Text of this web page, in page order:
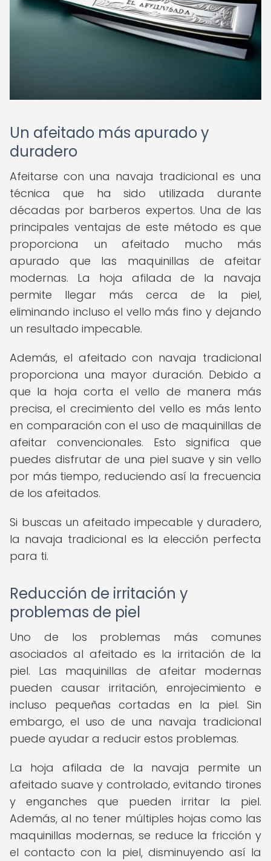
Un afeitado más apurado y
duradero
Afeitarse con una navaja tradicional es una
técnica que ha sido utilizada durante
décadas por barberos expertos. Una de las
principales ventajas de este método es que
proporciona un afeitado mucho más
apurado que las maquinillas de afeitar
modernas. La hoja afilada de la navaja
permite llegar más cerca de la piel,
eliminando incluso el vello más fino y dejando
un resultado impecable.
Además, el afeitado con navaja tradicional
proporciona una mayor duración. Debido a
que la hoja corta el vello de manera más
precisa, el crecimiento del vello es más lento
en comparación con el uso de maquinillas de
afeitar convencionales. Esto significa que
puedes disfrutar de una piel suave y sin vello
por más tiempo, reduciendo así la frecuencia
de los afeitados.
Si buscas un afeitado impecable y duradero,
la navaja tradicional es la elección perfecta
para ti.
Reducción de irritación y
problemas de piel
Uno de los problemas más comunes
asociados al afeitado es la irritación de la
piel. Las maquinillas de afeitar modernas
pueden causar irritación, enrojecimiento e
incluso pequeñas cortadas en la piel. Sin
embargo, el uso de una navaja tradicional
puede ayudar a reducir estos problemas.
La hoja afilada de la navaja permite un
afeitado suave y controlado, evitando tirones
y enganches que pueden irritar la piel.
Además, al no tener múltiples hojas como las
maquinillas modernas, se reduce la fricción y
el contacto con la piel, disminuyendo así la